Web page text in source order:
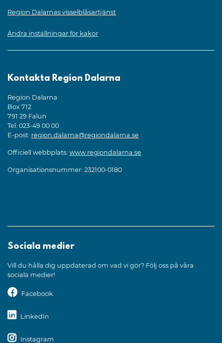
Region Dalarnas visselblåsartjänst
Ändra inställningar för kakor
Kontakta Region Dalarna
Region Dalarna
Box 712
791 29 Falun
Tel: 023-49 00 00
E-post: region.dalarna@regiondalarna.se
Officiell webbplats: www.regiondalarna.se
Organisationsnummer: 232100-0180
Sociala medier
Vill du hålla dig uppdaterad om vad vi gör? Följ oss på våra
sociala medier!
Facebook
LinkedIn
Instagram